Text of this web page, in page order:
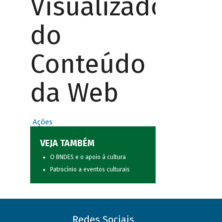
Visualizador
do
Conteúdo
da Web
Ações
VEJA TAMBÉM
O BNDES e o apoio à cultura
Patrocínio a eventos culturais
Redes Sociais